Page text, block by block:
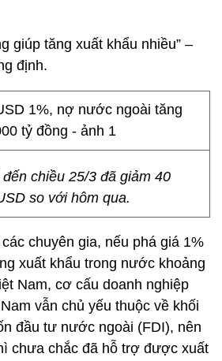
giúp tăng xuất khẩu nhiều” –
định.
chiều 25/3 đã giảm 40
so với hôm qua.
chuyên gia, nếu phá giá 1%
xuất khẩu trong nước khoảng
Nam, cơ cấu doanh nghiệp
vẫn chủ yếu thuộc về khối
đầu tư nước ngoài (FDI), nên
chưa chắc đã hỗ trợ được xuất